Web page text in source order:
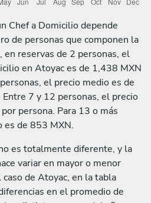
Chef a Domicilio depende
de personas que componen la
en reservas de 2 personas, el
en Atoyac es de 1,438 MXN
el precio medio es de
7 y 12 personas, el precio
persona. Para 13 o más
es de 853 MXN.
es totalmente diferente, y la
variar en mayor o menor
de Atoyac, en la tabla
en el promedio de